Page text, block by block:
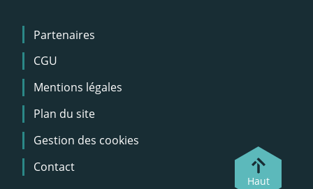
Menu
Pied
de
page
Partenaires
CGU
Mentions légales
Plan du site
Gestion des cookies
Contact
Haut